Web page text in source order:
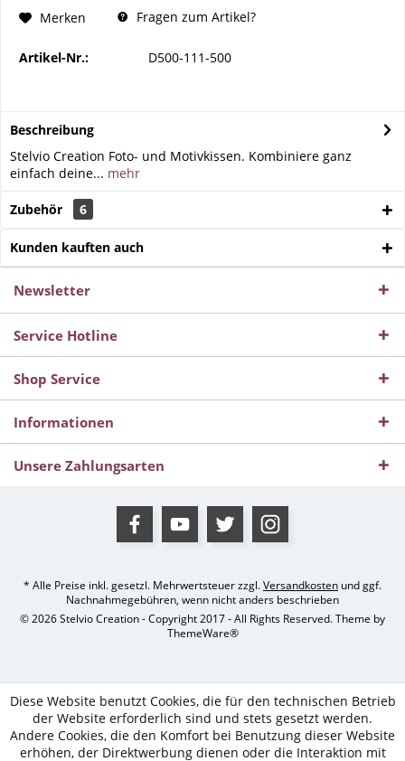
Merken Fragen zum Artikel?
Artikel-Nr.: D500-111-500
Beschreibung
Stelvio Creation Foto- und Motivkissen. Kombiniere ganz
einfach deine... mehr
Zubehör 6
Kunden kauften auch
Newsletter
Service Hotline
Shop Service
Informationen
Unsere Zahlungsarten
* Alle Preise inkl. gesetzl. Mehrwertsteuer zzgl.Versandkosten und ggf.
Nachnahmegebühren, wenn nicht anders beschrieben
© 2026 Stelvio Creation - Copyright 2017 - All Rights Reserved. Theme by
ThemeWare®
Diese Website benutzt Cookies, die für den technischen Betrieb
der Website erforderlich sind und stets gesetzt werden.
Andere Cookies, die den Komfort bei Benutzung dieser Website
erhöhen, der Direktwerbung dienen oder die Interaktion mit